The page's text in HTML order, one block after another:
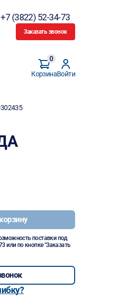
+7 (3822) 52-34-73
Заказать звонок
Корзина
0
Войти
поставки под
или по кнопке "Заказать